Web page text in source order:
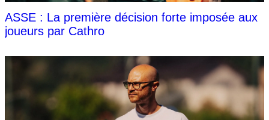
ASSE : La première décision forte imposée aux
joueurs par Cathro